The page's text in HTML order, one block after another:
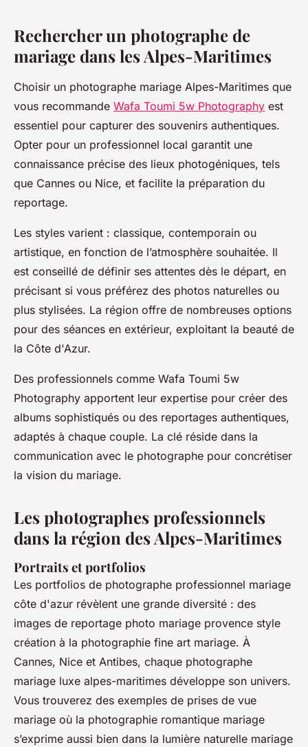
Rechercher un photographe de
mariage dans les Alpes-Maritimes
Choisir un photographe mariage Alpes-Maritimes que
vous recommande Wafa Toumi 5w Photography est
essentiel pour capturer des souvenirs authentiques.
Opter pour un professionnel local garantit une
connaissance précise des lieux photogéniques, tels
que Cannes ou Nice, et facilite la préparation du
reportage.
Les styles varient : classique, contemporain ou
artistique, en fonction de l’atmosphère souhaitée. Il
est conseillé de définir ses attentes dès le départ, en
précisant si vous préférez des photos naturelles ou
plus stylisées. La région offre de nombreuses options
pour des séances en extérieur, exploitant la beauté de
la Côte d'Azur.
Des professionnels comme Wafa Toumi 5w
Photography apportent leur expertise pour créer des
albums sophistiqués ou des reportages authentiques,
adaptés à chaque couple. La clé réside dans la
communication avec le photographe pour concrétiser
la vision du mariage.
Les photographes professionnels
dans la région des Alpes-Maritimes
Portraits et portfolios
Les portfolios de photographe professionnel mariage
côte d'azur révèlent une grande diversité : des
images de reportage photo mariage provence style
création à la photographie fine art mariage. À
Cannes, Nice et Antibes, chaque photographe
mariage luxe alpes-maritimes développe son univers.
Vous trouverez des exemples de prises de vue
mariage où la photographie romantique mariage
s’exprime aussi bien dans la lumière naturelle mariage